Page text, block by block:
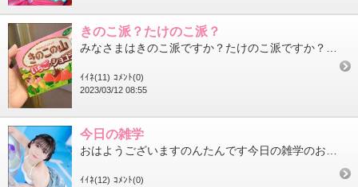
きのこ派？たけのこ派？
ｲｲﾈ(11) ｺﾒﾝﾄ(0)
2023/03/12 08:55
今日の雑学
ｲｲﾈ(12) ｺﾒﾝﾄ(0)